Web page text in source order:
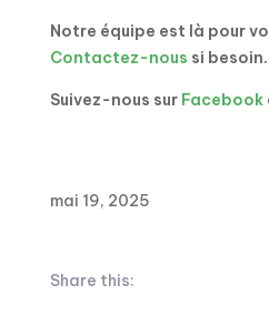
Notre équipe est là pour
Contactez-nous si besoin.
Suivez-nous sur Facebook
mai 19, 2025
Share this: